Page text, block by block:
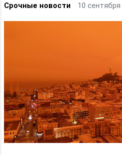
Срочные новости 10 сентября